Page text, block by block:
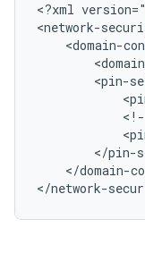
<?xml
<domain
<pin-
</domain-
</network-